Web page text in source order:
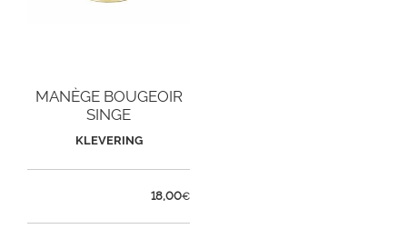
MANÈGE BOUGEOIR
SINGE
KLEVERING
18,00€